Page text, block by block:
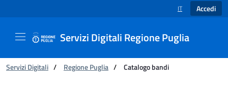
SELEZIONE
IT Accedi
Servizi Digitali Regione Puglia
Ti trovi in:
Servizi Digitali / Regione Puglia / Catalogo bandi